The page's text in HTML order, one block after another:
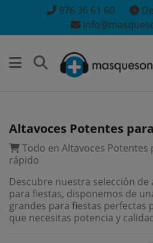
976 36 61 60
Altavoces Potentes
Todo en Altavoces Potentes
rápido
Descubre nuestra selección
para fiestas, disponemos de
grandes para fiestas perfectas
que necesitas potencia y